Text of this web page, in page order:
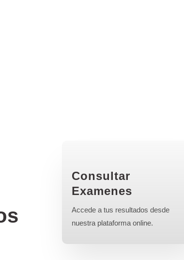
Consultar
Examenes
Accede a tus resultados desde
nuestra plataforma online.